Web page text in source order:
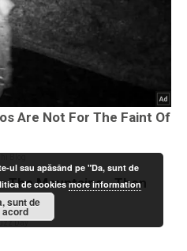
ul sau apăsând pe "Da, sunt de
de cookiesmore information
sunt de
acord